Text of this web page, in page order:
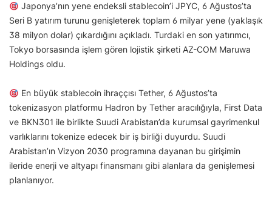
Japonya’nın yene endeksli stablecoin’i JPYC, 6 Ağustos’ta
Seri B yatırım turunu genişleterek toplam 6 milyar yene (yaklaşık
38 milyon dolar) çıkardığını açıkladı. Turdaki en son yatırımcı,
Tokyo borsasında işlem gören lojistik şirketi AZ-COM Maruwa
Holdings oldu.
En büyük stablecoin ihraççısı Tether, 6 Ağustos’ta
tokenizasyon platformu Hadron by Tether aracılığıyla, First Data
ve BKN301 ile birlikte Suudi Arabistan’da kurumsal gayrimenkul
varlıklarını tokenize edecek bir iş birliği duyurdu. Suudi
Arabistan’ın Vizyon 2030 programına dayanan bu girişimin
ileride enerji ve altyapı finansmanı gibi alanlara da genişlemesi
planlanıyor.